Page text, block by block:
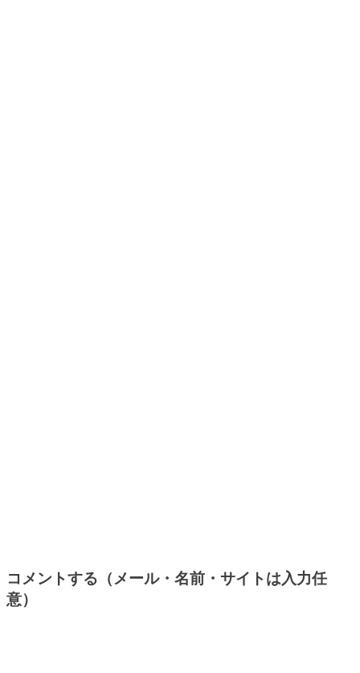
コメントする（メール・名前・サイトは入力任
意）